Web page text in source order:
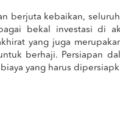
berjuta kebaikan,
bekal investasi di
yang juga
berhaji. Persiapan
yang harus